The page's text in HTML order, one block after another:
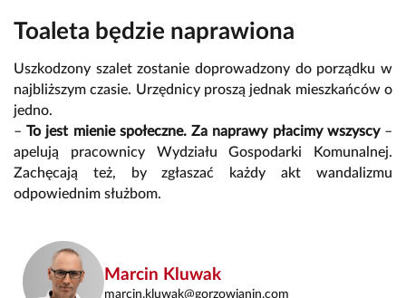
Toaleta będzie naprawiona
Uszkodzony szalet zostanie doprowadzony do porządku w
najbliższym czasie. Urzędnicy proszą jednak mieszkańców o
jedno.
–To jest mienie społeczne. Za naprawy płacimy wszyscy–
apelują pracownicy Wydziału Gospodarki Komunalnej.
Zachęcają też, by zgłaszać każdy akt wandalizmu
odpowiednim służbom.
Marcin Kluwak
marcin.kluwak@gorzowianin.com